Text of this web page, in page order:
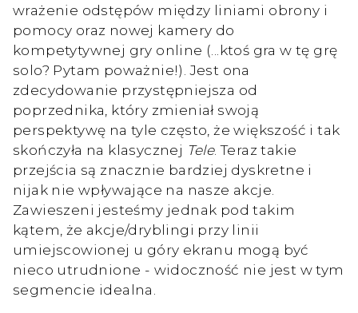
wrażenie odstępów między liniami obrony i
pomocy oraz nowej kamery do
kompetytywnej gry online (...ktoś gra w tę grę
solo? Pytam poważnie!). Jest ona
zdecydowanie przystępniejsza od
poprzednika, który zmieniał swoją
perspektywę na tyle często, że większość i tak
skończyła na klasycznej Tele. Teraz takie
przejścia są znacznie bardziej dyskretne i
nijak nie wpływające na nasze akcje.
Zawieszeni jesteśmy jednak pod takim
kątem, że akcje/dryblingi przy linii
umiejscowionej u góry ekranu mogą być
nieco utrudnione - widoczność nie jest w tym
segmencie idealna.